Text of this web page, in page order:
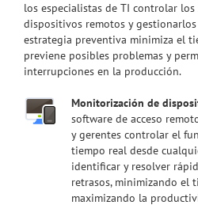
los especialistas de TI controlar los
dispositivos remotos y
estrategia preventiva minimiza el
previene posibles problemas y
interrupciones en la producción.
Monitorización de
software de acceso
y gerentes controlar el
tiempo real desde
identificar y resolver
retrasos, minimizando el
maximizando la